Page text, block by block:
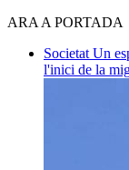
ARA A PORTADA
Societat Un
l'inici de la